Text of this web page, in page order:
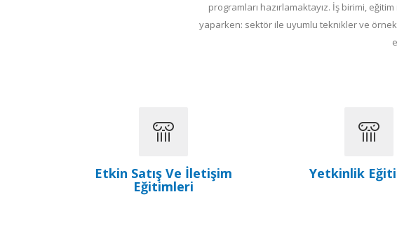
programları hazırlamaktayız. İş birimi,
yaparken: sektör ile uyumlu teknikler ve
Etkin Satış Ve İletişim
Eğitimleri
Yetkinlik